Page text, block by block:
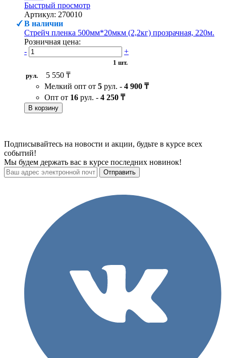
Быстрый просмотр
Артикул: 270010
В наличии
Стрейч пленка 500мм*20мкм (2,2кг) прозрачная, 220м.
Розничная цена:
-
+
1 шт.
рул.
5 550 ₸
Мелкий опт от 5 рул. - 4 900 ₸
Опт от 16 рул. - 4 250 ₸
В корзину
Подписывайтесь на новости и акции, будьте в курсе всех
событий!
Мы будем держать вас в курсе последних новинок!